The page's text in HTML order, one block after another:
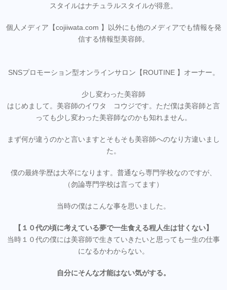
スタイルはナチュラルスタイルが得意。
個人メディア【cojiiwata.com 】以外にも他のメディアでも情報を発
信する情報型美容師。
SNSプロモーション型オンラインサロン【ROUTINE 】オーナー。
少し変わった美容師
はじめまして。美容師のイワタ コウジです。ただ僕は美容師と言
っても少し変わった美容師なのかも知れません。
まず何が違うのかと言いますとそもそも美容師へのなり方違いまし
た。
僕の最終学歴は大卒になります。普通なら専門学校なのですが、
（勿論専門学校は言ってます）
当時の僕はこんな事を思いました。
【１０代の頃に考えている夢で一生食える程人生は甘くない】
当時１０代の僕には美容師で生きていきたいと思っても一生の仕事
になるかわからない。
自分にそんな才能はない気がする。